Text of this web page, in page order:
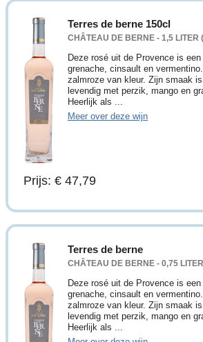
Terres de berne 150cl
CHÂTEAU DE BERNE - 1,5 LITER
Deze rosé uit de Provence is
grenache, cinsault en
zalmroze van kleur. Zijn smaak
levendig met perzik, mango en
Heerlijk als ...
Meer over deze wijn
Prijs: € 47,79
Terres de berne
CHÂTEAU DE BERNE - 0,75 LITER
Deze rosé uit de Provence is
grenache, cinsault en
zalmroze van kleur. Zijn smaak
levendig met perzik, mango en
Heerlijk als ...